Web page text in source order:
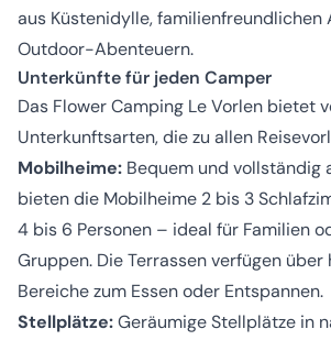
aus Küstenidylle, familienfreundlichen
Outdoor-Abenteuern.
Unterkünfte für jeden Camper
Das Flower Camping Le Vorlen bietet
Unterkunftsarten, die zu allen
Mobilheime: Bequem und vollständig
bieten die Mobilheime 2 bis 3
4 bis 6 Personen – ideal für Familien
Gruppen. Die Terrassen verfügen
Bereiche zum Essen oder Entspannen.
Stellplätze:Geräumige Stellplätze in